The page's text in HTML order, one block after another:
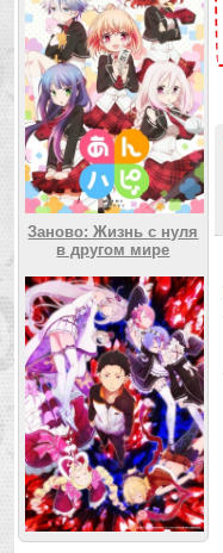
Заново: Жизнь с нуля
в другом мире